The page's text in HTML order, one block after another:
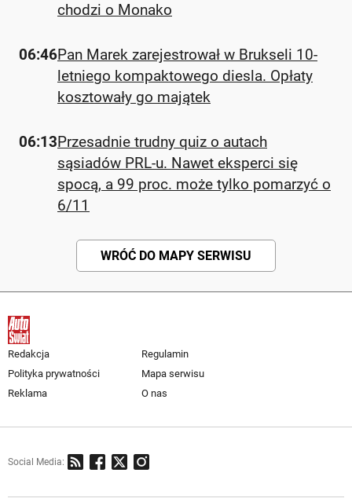
chodzi o Monako
06:46Pan Marek zarejestrował w Brukseli 10-
letniego kompaktowego diesla. Opłaty
kosztowały go majątek
06:13Przesadnie trudny quiz o autach
sąsiadów PRL-u. Nawet eksperci się
spocą, a 99 proc. może tylko pomarzyć o
6/11
WRÓĆ DO MAPY SERWISU
Redakcja
Regulamin
Polityka prywatności
Mapa serwisu
Reklama
O nas
Social Media: